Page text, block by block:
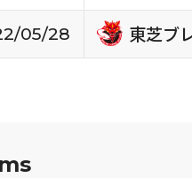
05/28 東芝ブ